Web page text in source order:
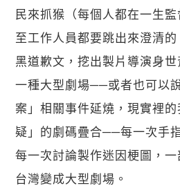
民來抓猴（每個人都在一生
至工作人員都要跳出來澄清
黑道歉文，挖出製片導演身
一種大型劇場──或者也可以
案」相關事件延燒，現實裡
疑」的劇碼疊合──每一次手
每一次討論製作迷因梗圖，
台灣變成大型劇場。